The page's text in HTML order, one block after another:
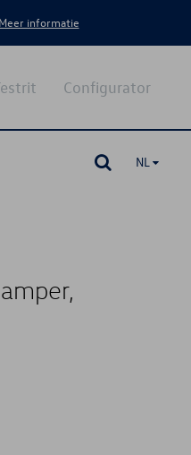
Meer informatie
Configurator
NL